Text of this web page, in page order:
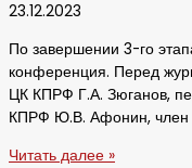
23.12.2023
По завершении 3-го
конференция. Перед
ЦК КПРФ Г.А. Зюганов,
КПРФ Ю.В. Афонин, член
Читать далее »